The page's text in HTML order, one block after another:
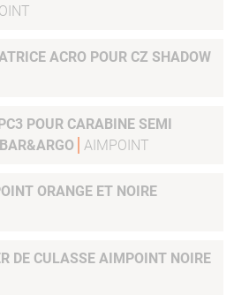
ACRO POUR CZ SHADOW
POUR CARABINE SEMI
AIMPOINT
ORANGE ET NOIRE
DE CULASSE AIMPOINT NOIRE